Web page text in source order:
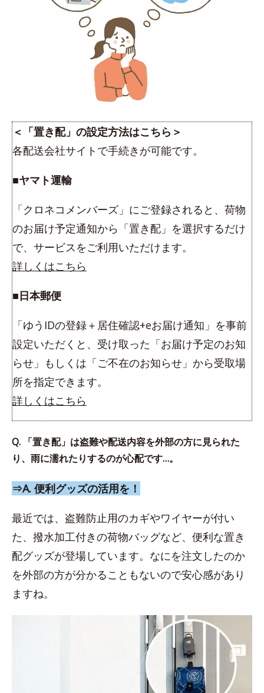
＜「置き配」の設定方法はこちら＞
各配送会社サイトで手続きが可能です。
■ヤマト運輸
「クロネコメンバーズ」にご登録されると、荷物
のお届け予定通知から「置き配」を選択するだけ
で、サービスをご利用いただけます。
詳しくはこちら
■日本郵便
「ゆうIDの登録＋居住確認+eお届け通知」を事前
設定いただくと、受け取った「お届け予定のお知
らせ」もしくは「ご不在のお知らせ」から受取場
所を指定できます。
詳しくはこちら
Q. 「置き配」は盗難や配送内容を外部の方に見られた
り、雨に濡れたりするのが心配です…。
⇒A. 便利グッズの活用を！
最近では、盗難防止用のカギやワイヤーが付い
た、撥水加工付きの荷物バッグなど、便利な置き
配グッズが登場しています。なにを注文したのか
を外部の方が分かることもないので安心感があり
ますね。